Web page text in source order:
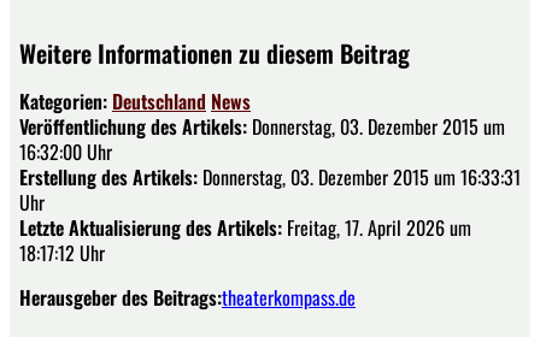
Weitere Informationen zu diesem Beitrag
Kategorien: Deutschland News
Veröffentlichung des Artikels: Donnerstag, 03. Dezember 2015 um
16:32:00 Uhr
Erstellung des Artikels: Donnerstag, 03. Dezember 2015 um 16:33:31
Uhr
Letzte Aktualisierung des Artikels: Freitag, 17. April 2026 um
18:17:12 Uhr
Herausgeber des Beitrags:theaterkompass.de